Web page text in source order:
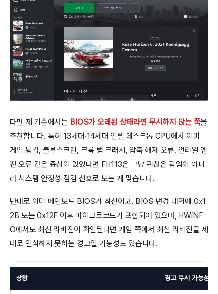
다만 제 기준에서는 BIOS가 오래된 상태라면 무시하지 않는 쪽을
추천합니다. 특히 13세대·14세대 인텔 데스크톱 CPU에서 이미
게임 튕김, 블루스크린, 크롬 탭 크래시, 압축 해제 오류, 언리얼 엔
진 오류 같은 증상이 있었다면 FH113은 그냥 귀찮은 팝업이 아니
라 시스템 안정성 점검 신호로 보는 게 맞습니다.
반대로 이미 메인보드 BIOS가 최신이고, BIOS 변경 내역에 0x1
2B 또는 0x12F 이후 마이크로코드가 포함되어 있으며, HWiNF
O에서도 최신 리비전이 확인된다면 게임 쪽에서 최신 리비전을 제
대로 인식하지 못하는 경고일 가능성도 있습니다.
상황 경고 무시 가능성